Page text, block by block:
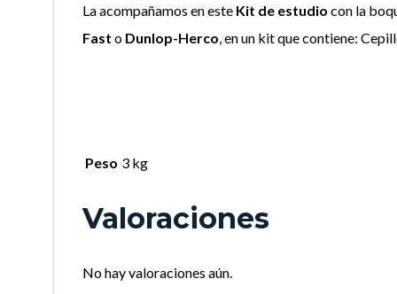
La acompañamos en este Kit de estudio con la
Fast o Dunlop-Herco , en un kit que contiene:
Peso 3 kg
Valoraciones
No hay valoraciones aún.